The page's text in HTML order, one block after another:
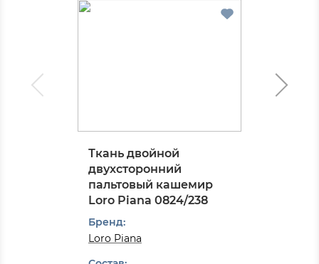
Ткань двойной
двухсторонний
пальтовый кашемир
Loro Piana 0824/238
Бренд:
Loro Piana